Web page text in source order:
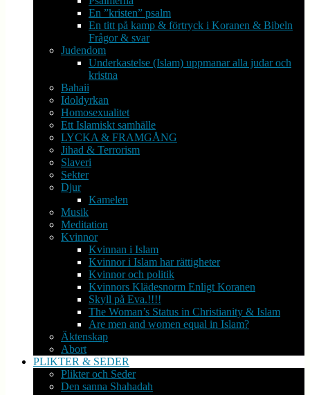
En ”kristen” psalm
En titt på kamp & förtryck i Koranen & Bibeln
Frågor & svar
Judendom
Underkastelse (Islam) uppmanar alla judar och
kristna
Bahaii
Idoldyrkan
Homosexualitet
Ett Islamiskt samhälle
LYCKA & FRAMGÅNG
Jihad & Terrorism
Slaveri
Sekter
Djur
Kamelen
Musik
Meditation
Kvinnor
Kvinnan i Islam
Kvinnor i Islam har rättigheter
Kvinnor och politik
Kvinnors Klädesnorm Enligt Koranen
Skyll på Eva.!!!!
The Woman’s Status in Christianity & Islam
Are men and women equal in Islam?
Äktenskap
Abort
PLIKTER & SEDER
Plikter och Seder
Den sanna Shahadah